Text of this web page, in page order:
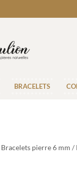
BRACELETS
Bracelets pierre 6 mm /